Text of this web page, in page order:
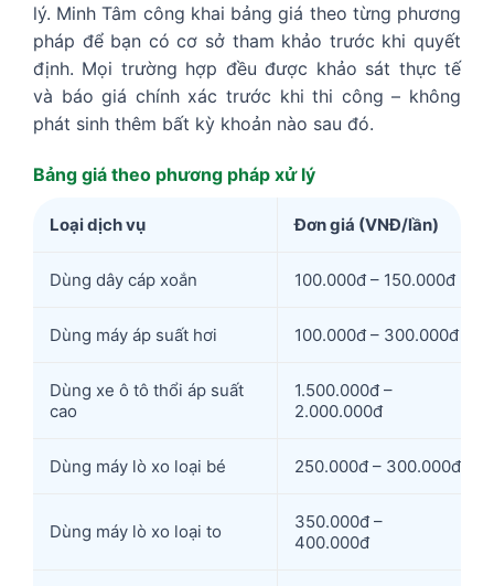
lý. Minh Tâm công khai bảng giá theo từng phương
pháp để bạn có cơ sở tham khảo trước khi quyết
định. Mọi trường hợp đều được khảo sát thực tế
và báo giá chính xác trước khi thi công – không
phát sinh thêm bất kỳ khoản nào sau đó.
Bảng giá theo phương pháp xử lý
Loại dịch vụ Đơn giá (VNĐ/lần)
Dùng dây cáp xoắn 100.000đ – 150.000đ
Dùng máy áp suất hơi 100.000đ – 300.000đ
Dùng xe ô tô thổi áp suất
cao
1.500.000đ –
2.000.000đ
Dùng máy lò xo loại bé 250.000đ – 300.000đ
Dùng máy lò xo loại to
350.000đ –
400.000đ